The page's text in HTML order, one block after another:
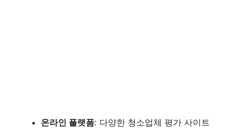
온라인 플랫폼: 다양한 청소업체 평가 사이트